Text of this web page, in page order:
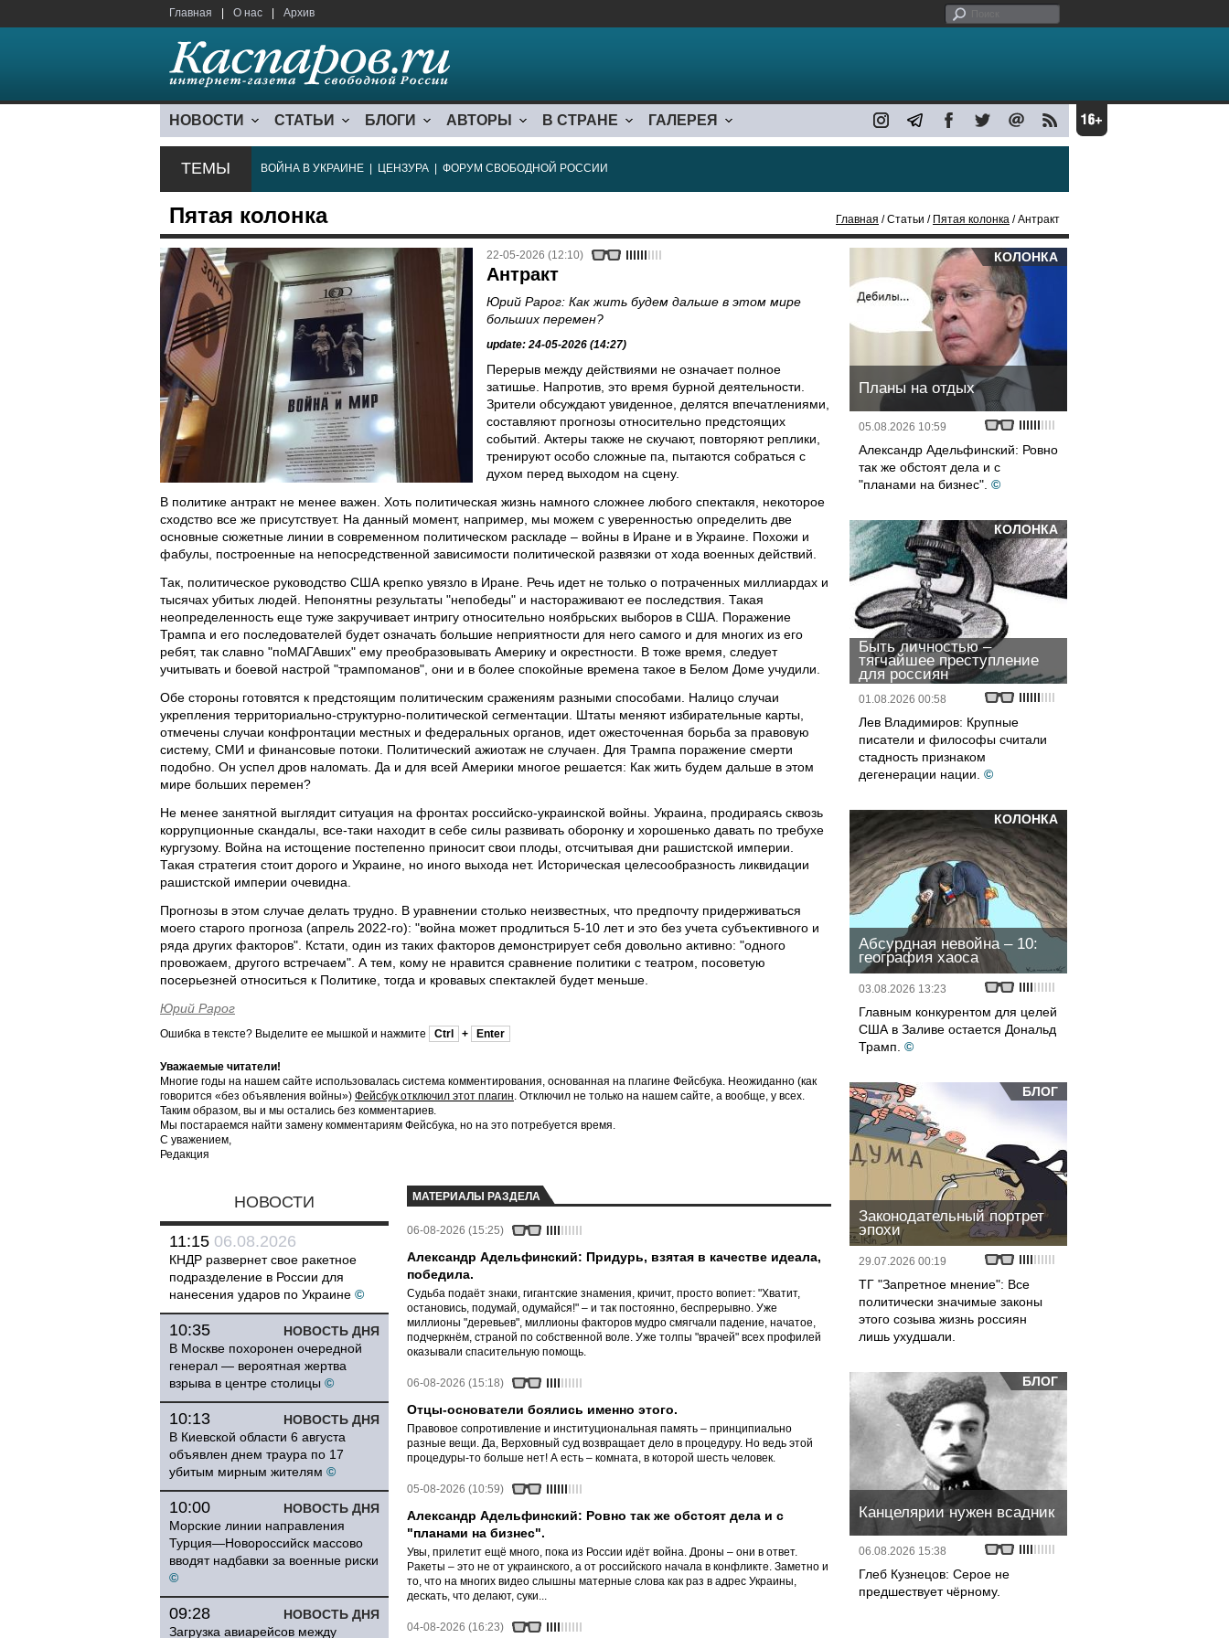
Главная О нас Архив
НОВОСТИ СТАТЬИ БЛОГИ АВТОРЫ В СТРАНЕ ГАЛЕРЕЯ
ТЕМЫ ВОЙНА В УКРАИНЕ ЦЕНЗУРА ФОРУМ СВОБОДНОЙ РОССИИ
Пятая колонка Главная / Статьи / Пятая колонка / Антракт
22-05-2026 (12:10)
Антракт
Юрий Рарог: Как жить будем дальше в этом мире
больших перемен?
update: 24-05-2026 (14:27)
Перерыв между действиями не означает полное
затишье. Напротив, это время бурной деятельности.
Зрители обсуждают увиденное, делятся впечатлениями,
составляют прогнозы относительно предстоящих
событий. Актеры также не скучают, повторяют реплики,
тренируют особо сложные па, пытаются собраться с
духом перед выходом на сцену.
В политике антракт не менее важен. Хоть политическая жизнь намного сложнее любого спектакля, некоторое
сходство все же присутствует. На данный момент, например, мы можем с уверенностью определить две
основные сюжетные линии в современном политическом раскладе – войны в Иране и в Украине. Похожи и
фабулы, построенные на непосредственной зависимости политической развязки от хода военных действий.
Так, политическое руководство США крепко увязло в Иране. Речь идет не только о потраченных миллиардах и
тысячах убитых людей. Непонятны результаты "непобеды" и настораживают ее последствия. Такая
неопределенность еще туже закручивает интригу относительно ноябрьских выборов в США. Поражение
Трампа и его последователей будет означать большие неприятности для него самого и для многих из его
ребят, так славно "поМАГАвших" ему преобразовывать Америку и окрестности. В тоже время, следует
учитывать и боевой настрой "трампоманов", они и в более спокойные времена такое в Белом Доме учудили.
Обе стороны готовятся к предстоящим политическим сражениям разными способами. Налицо случаи
укрепления территориально-структурно-политической сегментации. Штаты меняют избирательные карты,
отмечены случаи конфронтации местных и федеральных органов, идет ожесточенная борьба за правовую
систему, СМИ и финансовые потоки. Политический ажиотаж не случаен. Для Трампа поражение смерти
подобно. Он успел дров наломать. Да и для всей Америки многое решается: Как жить будем дальше в этом
мире больших перемен?
Не менее занятной выглядит ситуация на фронтах российско-украинской войны. Украина, продираясь сквозь
коррупционные скандалы, все-таки находит в себе силы развивать оборонку и хорошенько давать по требухе
кургузому. Война на истощение постепенно приносит свои плоды, отсчитывая дни рашистской империи.
Такая стратегия стоит дорого и Украине, но иного выхода нет. Историческая целесообразность ликвидации
рашистской империи очевидна.
Прогнозы в этом случае делать трудно. В уравнении столько неизвестных, что предпочту придерживаться
моего старого прогноза (апрель 2022-го): "война может продлиться 5-10 лет и это без учета субъективного и
ряда других факторов". Кстати, один из таких факторов демонстрирует себя довольно активно: "одного
провожаем, другого встречаем". А тем, кому не нравится сравнение политики с театром, посоветую
посерьезней относиться к Политике, тогда и кровавых спектаклей будет меньше.
Юрий Рарог
Ошибка в тексте? Выделите ее мышкой и нажмите Ctrl + Enter
Уважаемые читатели!
Многие годы на нашем сайте использовалась система комментирования, основанная на плагине Фейсбука. Неожиданно (как
говорится «без объявления войны») Фейсбук отключил этот плагин. Отключил не только на нашем сайте, а вообще, у всех.
Таким образом, вы и мы остались без комментариев.
Мы постараемся найти замену комментариям Фейсбука, но на это потребуется время.
С уважением,
Редакция
НОВОСТИ
11:15 06.08.2026
КНДР развернет свое ракетное
подразделение в России для
нанесения ударов по Украине ©
НОВОСТЬ ДНЯ
10:35
В Москве похоронен очередной
генерал — вероятная жертва
взрыва в центре столицы ©
НОВОСТЬ ДНЯ
10:13
В Киевской области 6 августа
объявлен днем траура по 17
убитым мирным жителям ©
НОВОСТЬ ДНЯ
10:00
Морские линии направления
Турция—Новороссийск массово
вводят надбавки за военные риски
©
НОВОСТЬ ДНЯ
09:28
Загрузка авиарейсов между
МАТЕРИАЛЫ РАЗДЕЛА
06-08-2026 (15:25)
Александр Адельфинский: Придурь, взятая в качестве идеала,
победила.
Судьба подаёт знаки, гигантские знамения, кричит, просто вопиет: "Хватит,
остановись, подумай, одумайся!" – и так постоянно, беспрерывно. Уже
миллионы "деревьев", миллионы факторов мудро смягчали падение, начатое,
подчеркнём, страной по собственной воле. Уже толпы "врачей" всех профилей
оказывали спасительную помощь.
06-08-2026 (15:18)
Отцы-основатели боялись именно этого.
Правовое сопротивление и институциональная память – принципиально
разные вещи. Да, Верховный суд возвращает дело в процедуру. Но ведь этой
процедуры-то больше нет! А есть – комната, в которой шесть человек.
05-08-2026 (10:59)
Александр Адельфинский: Ровно так же обстоят дела и с
"планами на бизнес".
Увы, прилетит ещё много, пока из России идёт война. Дроны – они в ответ.
Ракеты – это не от украинского, а от российского начала в конфликте. Заметно и
то, что на многих видео слышны матерные слова как раз в адрес Украины,
дескать, что делают, суки...
04-08-2026 (16:23)
КОЛОНКА
Планы на отдых
05.08.2026 10:59
Александр Адельфинский: Ровно
так же обстоят дела и с
"планами на бизнес". ©
КОЛОНКА
Быть личностью –
тягчайшее преступление
для россиян
01.08.2026 00:58
Лев Владимиров: Крупные
писатели и философы считали
стадность признаком
дегенерации нации. ©
КОЛОНКА
Абсурдная невойна – 10:
география хаоса
03.08.2026 13:23
Главным конкурентом для целей
США в Заливе остается Дональд
Трамп. ©
БЛОГ
Законодательный портрет
эпохи
29.07.2026 00:19
ТГ "Запретное мнение": Все
политически значимые законы
этого созыва жизнь россиян
лишь ухудшали.
БЛОГ
Канцелярии нужен всадник
06.08.2026 15:38
Глеб Кузнецов: Серое не
предшествует чёрному.